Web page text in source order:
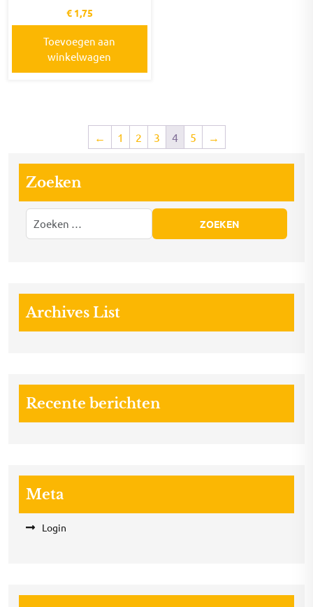
€1,75
Toevoegen aan
winkelwagen
← 1 2 3 4 5 →
Zoeken
Archives List
Recente berichten
Meta
Login